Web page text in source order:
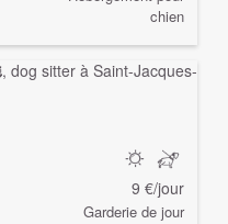
chien
9 €/jour
Garderie de jour